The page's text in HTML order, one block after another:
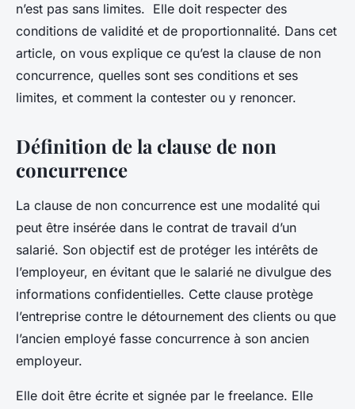
n’est pas sans limites. Elle doit respecter des
conditions de validité et de proportionnalité. Dans cet
article, on vous explique ce qu’est la clause de non
concurrence, quelles sont ses conditions et ses
limites, et comment la contester ou y renoncer.
Définition de la clause de non
concurrence
La clause de non concurrence est une modalité qui
peut être insérée dans le contrat de travail d’un
salarié. Son objectif est de protéger les intérêts de
l’employeur, en évitant que le salarié ne divulgue des
informations confidentielles. Cette clause protège
l’entreprise contre le détournement des clients ou que
l’ancien employé fasse concurrence à son ancien
employeur.
Elle doit être écrite et signée par le freelance. Elle